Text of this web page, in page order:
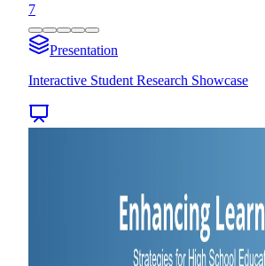
7
Presentation
Interactive Student Research Showcase